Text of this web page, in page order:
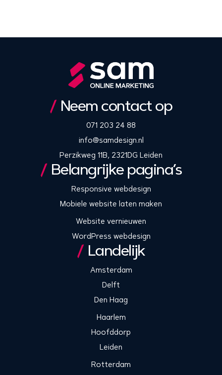
Neem contact op
071 203 24 88
info@samdesign.nl
Perzikweg 11B, 2321DG Leiden
Belangrijke pagina’s
Responsive webdesign
Mobiele website laten maken
Website vernieuwen
WordPress webdesign
Landelijk
Amsterdam
Delft
Den Haag
Haarlem
Hoofddorp
Leiden
Rotterdam